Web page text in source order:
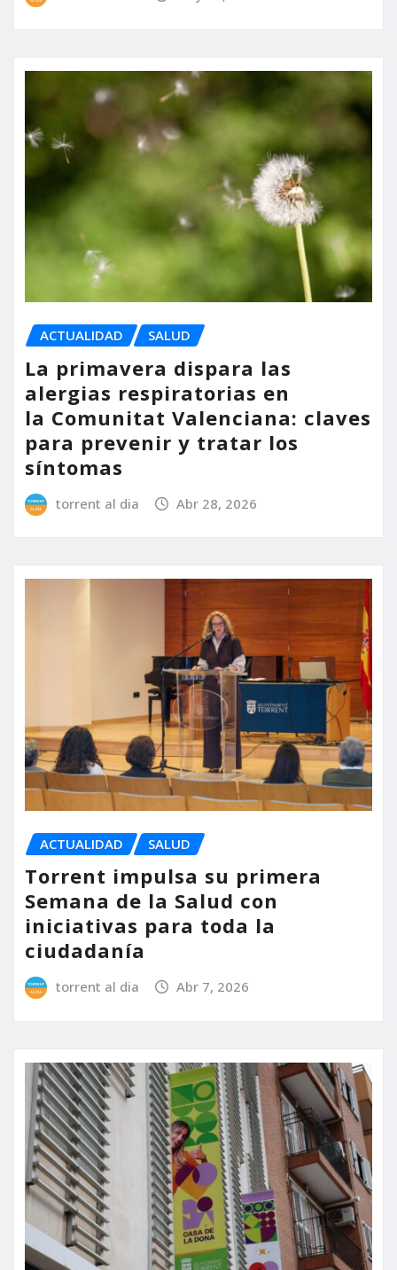
ACTUALIDAD SALUD
La primavera dispara las
alergias respiratorias en
la Comunitat Valenciana: claves
para prevenir y tratar los
síntomas
torrent al dia Abr 28, 2026
ACTUALIDAD SALUD
Torrent impulsa su primera
Semana de la Salud con
iniciativas para toda la
ciudadanía
torrent al dia Abr 7, 2026